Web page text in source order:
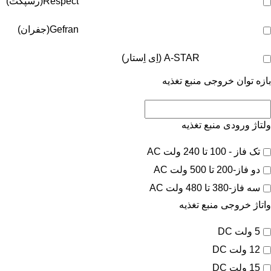
Gefran(جفران)
A-STAR (اِی اِستار)
بازه توان خروجی منبع تغذیه
ولتاژ ورودی منبع تغذیه
تک فاز - 100 تا 240 ولت AC
دو فاز-200 تا 500 ولت AC
سه فاز-380 تا 480 ولت AC
واتاژ خروجی منبع تغذیه
5 ولت DC
12 ولت DC
15 ولت DC